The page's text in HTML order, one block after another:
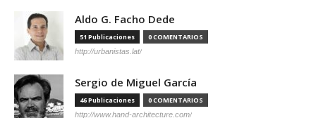
Aldo G. Facho Dede
51 Publicaciones 0 COMENTARIOS
http://urbanistas.lat/
Sergio de Miguel García
46 Publicaciones 0 COMENTARIOS
http://www.hand-architecture.com/